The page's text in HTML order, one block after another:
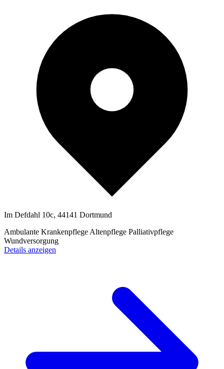
Im Defdahl 10c, 44141 Dortmund
Ambulante Krankenpflege Altenpflege Palliativpflege
Wundversorgung
Details anzeigen